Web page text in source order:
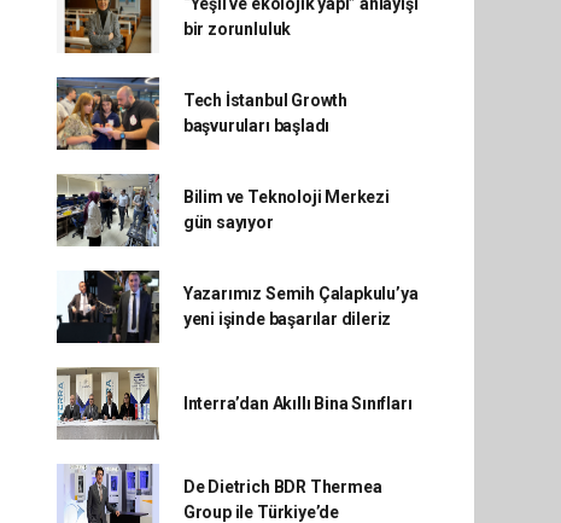
bir zorunluluk
Tech İstanbul Growth
başvuruları başladı
Bilim ve Teknoloji Merkezi
gün sayıyor
Yazarımız Semih Çalapkulu’ya
yeni işinde başarılar dileriz
Interra’dan Akıllı Bina Sınıfları
De Dietrich BDR Thermea
Group ile Türkiye’de